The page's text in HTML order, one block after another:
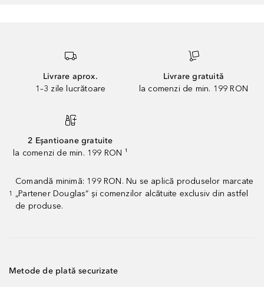
Livrare aprox.
1–3 zile lucrătoare
Livrare gratuită
la comenzi de min. 199 RON
2 Eșantioane gratuite
la comenzi de min. 199 RON ¹
1
Comandă minimă: 199 RON. Nu se aplică produselor marcate
„Partener Douglas” și comenzilor alcătuite exclusiv din astfel
de produse.
Metode de plată securizate